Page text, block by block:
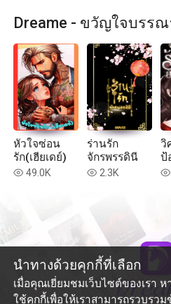
นำทางด้วยคุกกี้ที่เลือก
เมื่อคุณเยี่ยมชมเว็บไซต์ของเรา
ใช้คุกกี้เพื่อให้เราสามารถรวบรว
Dreame - ขวัญใจบรร
หัวใจซ่อน
รัก(เฮียเดย์)
read 49.0K
ร่านรัก
จักรพรรดินี
read 2.3K
วิ
ป้
read